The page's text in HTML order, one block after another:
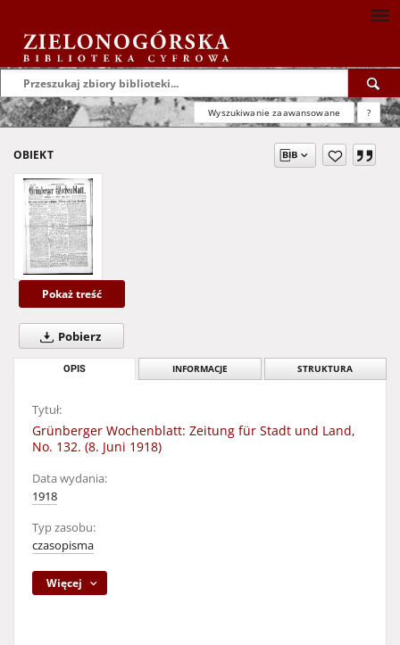
Wyszukiwanie zaawansowane ?
OBIEKT
Pokaż treść
Pobierz
OPIS INFORMACJE STRUKTURA
Tytuł:
Grünberger Wochenblatt: Zeitung für Stadt und Land,
No. 132. (8. Juni 1918)
Data wydania:
1918
Typ zasobu:
czasopisma
Więcej